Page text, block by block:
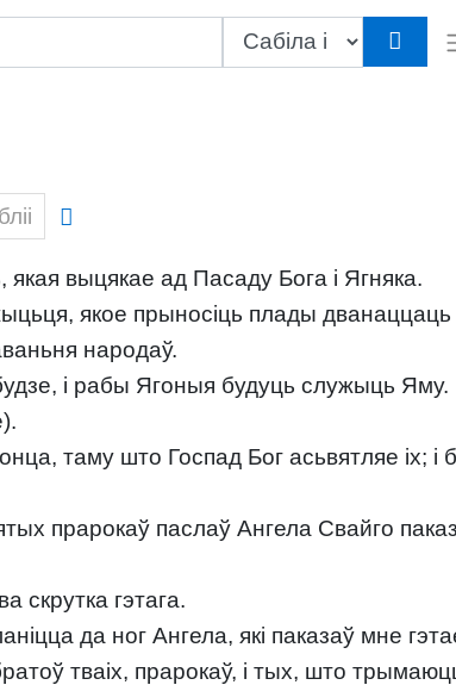
выцякае ад Пасаду Бога і Ягняка.
якое прыносіць плады
народаў.
і рабы Ягоныя будуць служыць Яму.
таму што Госпад Бог асьвятляе іх; і
прарокаў паслаў Ангела Свайго
скрутка гэтага.
да ног Ангела, які паказаў мне
тваіх, прарокаў, і тых, што